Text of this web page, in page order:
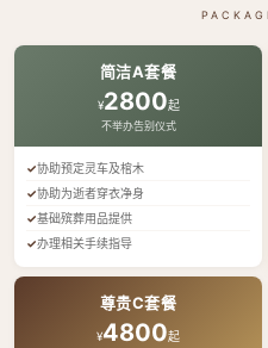
简洁A套餐
¥2800起
不举办告别仪式
协助预定灵车及棺木
协助为逝者穿衣净身
基础殡葬用品提供
办理相关手续指导
尊贵C套餐
¥4800起